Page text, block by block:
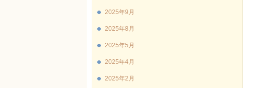
2025年9月
2025年8月
2025年5月
2025年4月
2025年2月